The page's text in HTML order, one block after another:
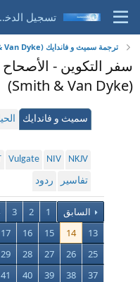
ترجمة سميث و فاندايك (Smith & Van Dyke)
(Smith & Van Dyke)
سميث و فاندايك
NKJV
NIV
Vulgate
تفاسير
ردود
السابق 1
2
3
13
14
15
16
17
25
26
27
28
29
37
38
39
40
41